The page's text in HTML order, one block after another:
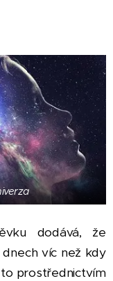
dodává, že
víc než kdy
prostřednictvím